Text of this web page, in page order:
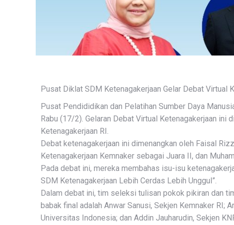
Pusat Diklat SDM Ketenagakerjaan Gelar Debat Virtual
Pusat Pendididikan dan Pelatihan Sumber Daya
Rabu (17/2). Gelaran Debat Virtual Ketenagakerjaan
Ketenagakerjaan RI.
Debat ketenagakerjaan ini dimenangkan oleh Faisal
Ketenagakerjaan Kemnaker sebagai Juara II, dan
Pada debat ini, mereka membahas isu-isu
SDM Ketenagakerjaan Lebih Cerdas Lebih Unggul”.
Dalam debat ini, tim seleksi tulisan pokok pikiran dan
babak final adalah Anwar Sanusi, Sekjen Kemnaker
Universitas Indonesia; dan Addin Jauharudin, Sekjen